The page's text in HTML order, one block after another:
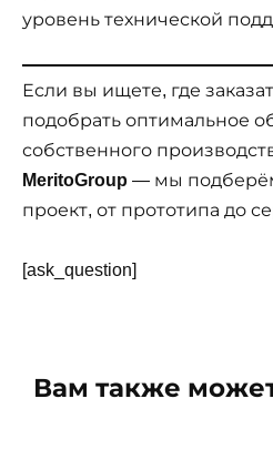
уровень технической
Если вы ищете, где
подобрать оптимальное
собственного
MeritoGroup — мы
проект, от прототипа до
[ask_question]
Вам также